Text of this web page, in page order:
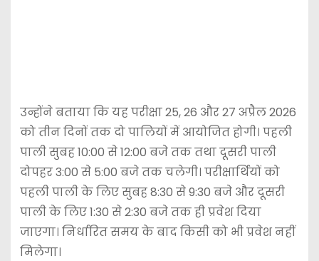
उन्होंने बताया कि यह परीक्षा 25, 26 और 27 अप्रैल 2026
को तीन दिनों तक दो पालियों में आयोजित होगी। पहली
पाली सुबह 10:00 से 12:00 बजे तक तथा दूसरी पाली
दोपहर 3:00 से 5:00 बजे तक चलेगी। परीक्षार्थियों को
पहली पाली के लिए सुबह 8:30 से 9:30 बजे और दूसरी
पाली के लिए 1:30 से 2:30 बजे तक ही प्रवेश दिया
जाएगा। निर्धारित समय के बाद किसी को भी प्रवेश नहीं
मिलेगा।